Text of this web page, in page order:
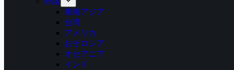
東南アジア
台湾
アメリカ
おそロシア
オセアニア
インド